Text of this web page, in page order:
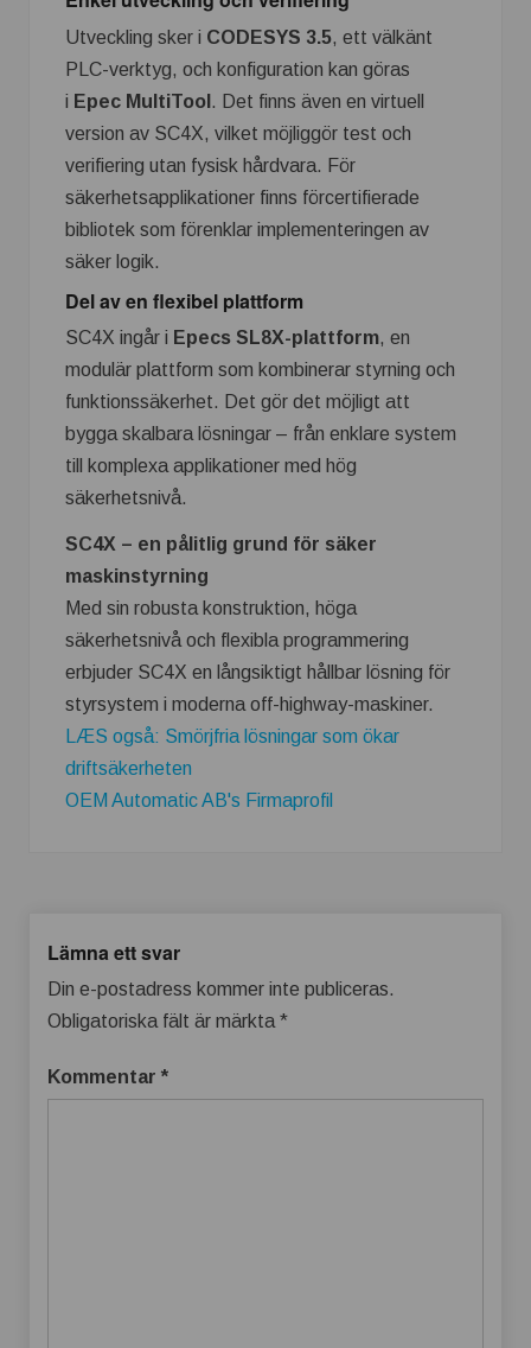
Utveckling sker i CODESYS 3.5, ett välkänt
PLC-verktyg, och konfiguration kan göras
i Epec MultiTool . Det finns även en virtuell
version av SC4X, vilket möjliggör test och
verifiering utan fysisk hårdvara. För
säkerhetsapplikationer finns förcertifierade
bibliotek som förenklar implementeringen av
säker logik.
Del av en flexibel plattform
SC4X ingår i Epecs SL8X-plattform, en
modulär plattform som kombinerar styrning och
funktionssäkerhet. Det gör det möjligt att
bygga skalbara lösningar – från enklare system
till komplexa applikationer med hög
säkerhetsnivå.
SC4X – en pålitlig grund för säker
maskinstyrning
Med sin robusta konstruktion, höga
säkerhetsnivå och flexibla programmering
erbjuder SC4X en långsiktigt hållbar lösning för
styrsystem i moderna off-highway-maskiner.
LÆS også: Smörjfria lösningar som ökar
driftsäkerheten
OEM Automatic AB's Firmaprofil
Lämna ett svar
Din e-postadress kommer inte publiceras.
Obligatoriska fält är märkta *
Kommentar *